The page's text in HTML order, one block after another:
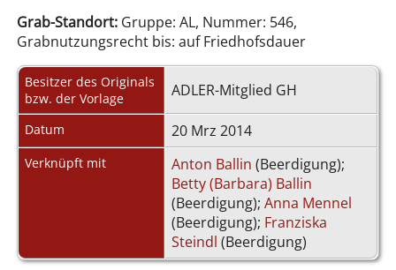
Grab-Standort:Gruppe: AL, Nummer: 546,
Grabnutzungsrecht bis: auf Friedhofsdauer
Besitzer des Originals
bzw. der Vorlage
ADLER-Mitglied GH
Datum 20 Mrz 2014
Verknüpft mit Anton Ballin (Beerdigung);
Betty (Barbara) Ballin
(Beerdigung); Anna Mennel
(Beerdigung); Franziska
Steindl (Beerdigung)